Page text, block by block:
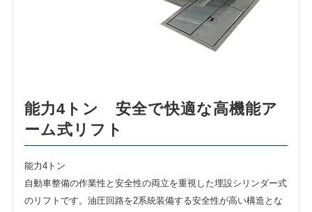
能力4トン 安全で快適な高機能ア
ーム式リフト
能力4トン
自動車整備の作業性と安全性の両立を重視した埋設シリンダー式
のリフトです。油圧回路を2系統装備する安全性が高い構造とな